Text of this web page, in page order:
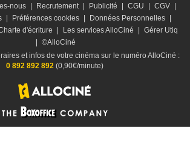
nous Recrutement Publicité CGU CGV
Préférences cookies Données Personnelles
d'écriture Les services AlloCiné
Gérer Utiq
©AlloCiné
et infos de votre cinéma sur le numéro AlloCiné :
0 892 892 892(0,90€/minute)